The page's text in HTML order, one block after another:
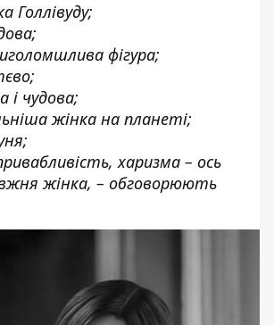
Голлівуду;
фігура;
і чудова;
жінка на планеті;
харизма – ось
жінка, – обговорюють